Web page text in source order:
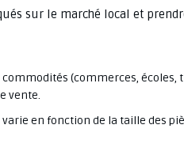
sur le marché local et
(commerces, écoles,
vente.
en fonction de la taille des